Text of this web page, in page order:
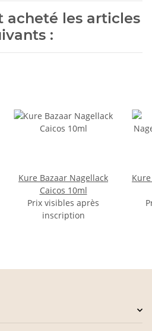
acheté les articles
:
Kure Bazaar Nagellack
Caicos 10ml
Prix visibles après
inscription